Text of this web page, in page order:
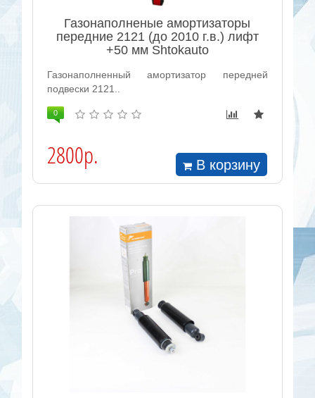
Газонаполненые амортизаторы
передние 2121 (до 2010 г.в.) лифт
+50 мм Shtokauto
Газонаполненный амортизатор передней
подвески 2121..
0
2800р. В корзину